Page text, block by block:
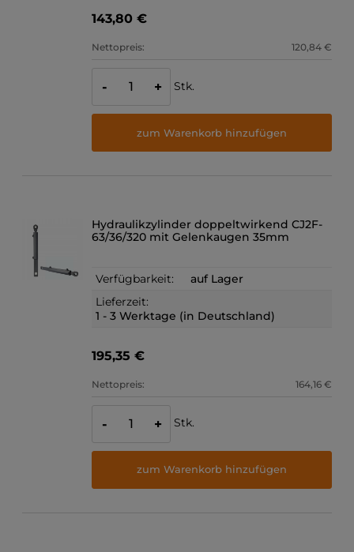
143,80 €
Nettopreis: 120,84 €
- + Stk.
zum Warenkorb hinzufügen
Hydraulikzylinder doppeltwirkend CJ2F-
63/36/320 mit Gelenkaugen 35mm
Verfügbarkeit:
auf Lager
Lieferzeit:
1 - 3 Werktage (in Deutschland)
195,35 €
Nettopreis: 164,16 €
- + Stk.
zum Warenkorb hinzufügen